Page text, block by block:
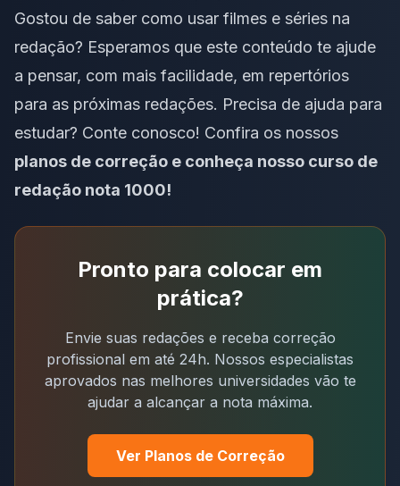
Gostou de saber como usar filmes e séries na
redação? Esperamos que este conteúdo te ajude
a pensar, com mais facilidade, em repertórios
para as próximas redações. Precisa de ajuda para
estudar? Conte conosco! Confira os nossos
planos de correção e conheça nosso curso de
redação nota 1000!
Pronto para colocar em
prática?
Envie suas redações e receba correção
profissional em até 24h. Nossos especialistas
aprovados nas melhores universidades vão te
ajudar a alcançar a nota máxima.
Ver Planos de Correção